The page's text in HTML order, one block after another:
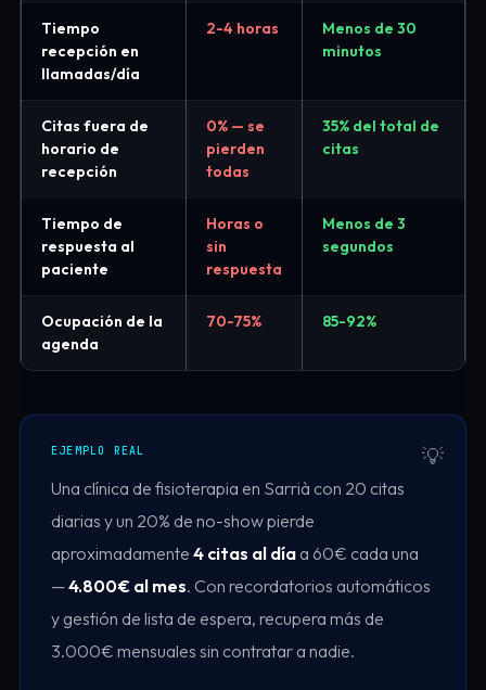
Tiempo
recepción en
llamadas/día
2-4 horas
Menos de 30
minutos
Citas fuera de
horario de
recepción
0% — se
pierden
todas
35% del total de
citas
Tiempo de
respuesta al
paciente
Horas o
sin
respuesta
Menos de 3
segundos
Ocupación de la
agenda
70-75% 85-92%
EJEMPLO REAL
Una clínica de fisioterapia en Sarrià con 20 citas
diarias y un 20% de no-show pierde
aproximadamente 4 citas al día a 60€ cada una
—4.800€ al mes. Con recordatorios automáticos
y gestión de lista de espera, recupera más de
3.000€ mensuales sin contratar a nadie.